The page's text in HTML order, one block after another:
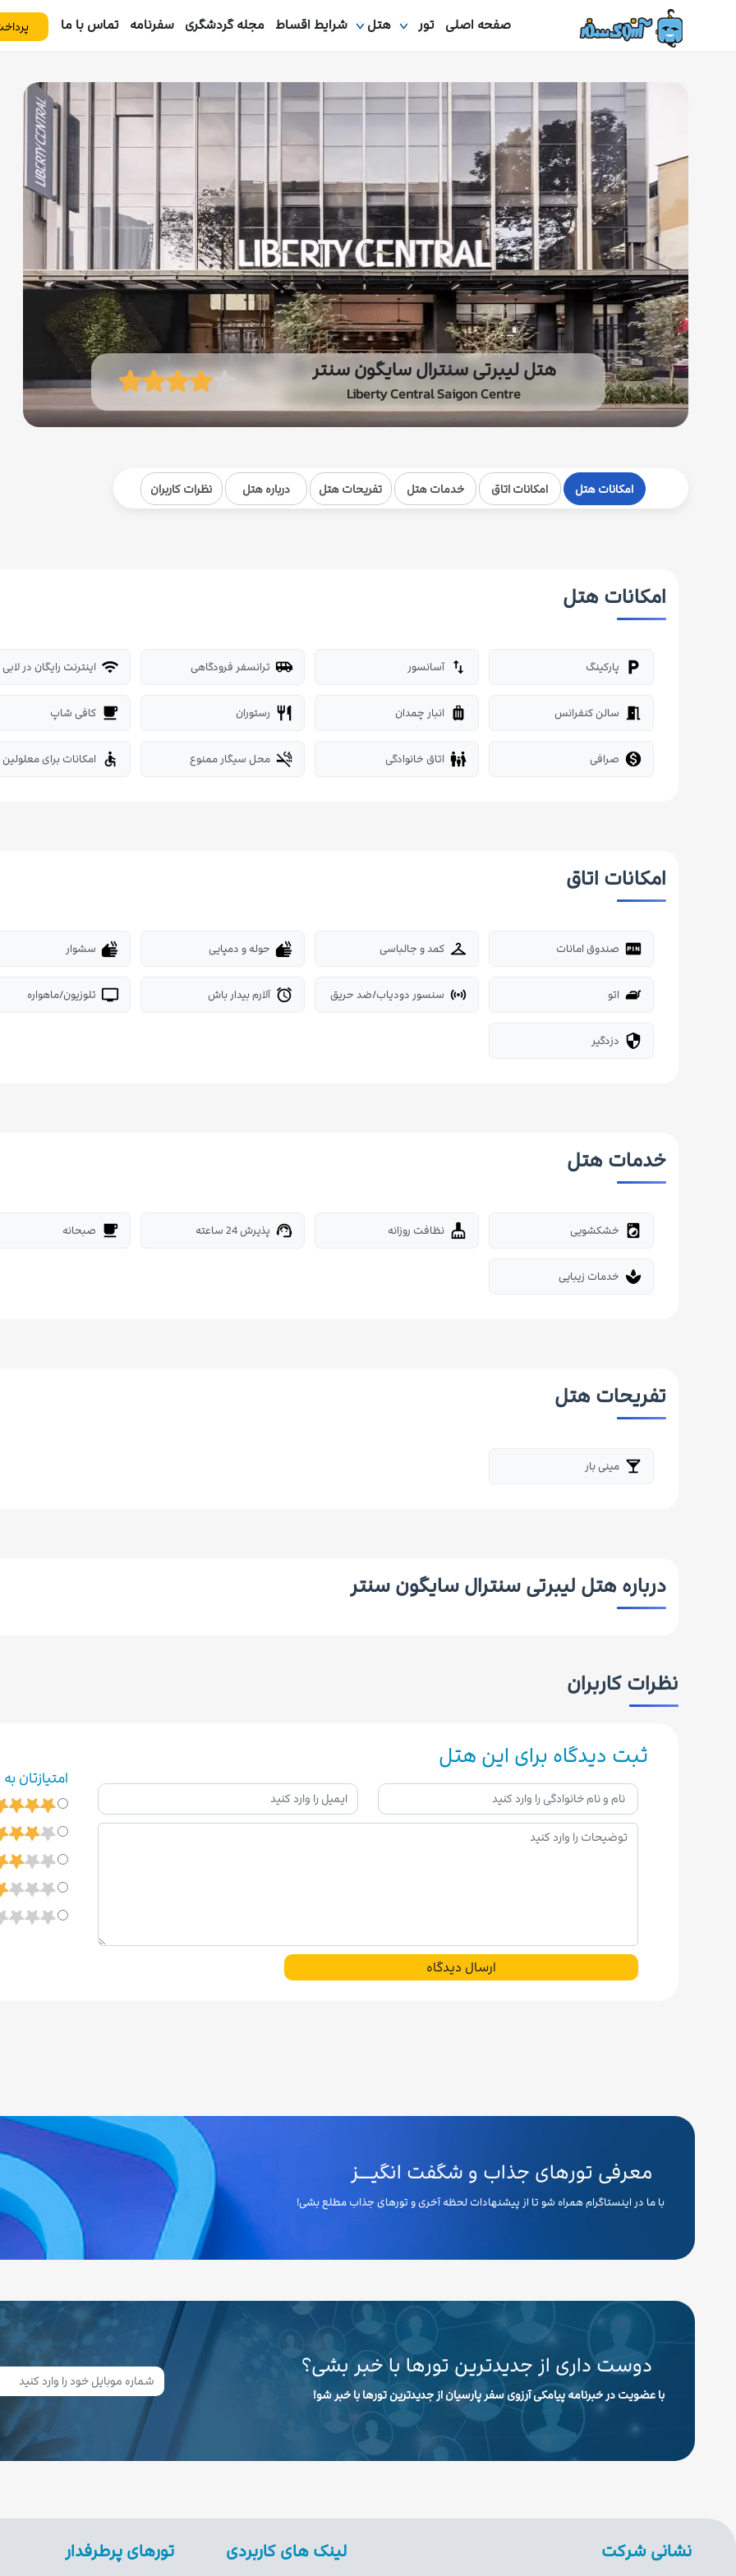
صفحه اصلی تور هتل شرایط اقساط مجله گردشگری سفرنامه تماس با ما
هتل لیبرتی سنترال سایگون سنتر
Liberty Central Saigon Centre
امکانات هتل امکانات اتاق خدمات هتل تفریحات هتل درباره هتل نظرات کاربران
امکانات هتل
local_parking پارکینگ import_export آسانسور airport_shuttle ترانسفر فرودگاهی wifi اینترنت رایگان در لابی
meeting_room سالن کنفرانس luggage انبار چمدان restaurant رستوران local_cafe کافی شاپ
 صرافی family_restroom اتاق خانوادگی smoke_free محل سیگار ممنوع accessible امکانات برای معلولین
امکانات اتاق
fiber_pin صندوق امانات checkroom کمد و جالباسی dry حوله و دمپایی dry سشوار
iron اتو sensors سنسور دودیاب/ضد حریق alarm آلارم بیدار باش tv تلوزیون/ماهواره
security دزدگیر
خدمات هتل
local_laundry_service خشکشویی cleaning_services نظافت روزانه support_agent پذیرش 24 ساعته free_breakfast صبحانه
spa خدمات زیبایی
تفریحات هتل
local_bar مینی بار
درباره هتل لیبرتی سنترال سایگون سنتر
نظرات کاربران
ثبت دیدگاه برای این هتل
ارسال دیدگاه
امتیازتان
معرفی تورهای جذاب و شگفت انگیـــز
با ما در اینستاگرام همراه شو تا از پیشنهادات لحظه آخری و تورهای جذاب مطلع بشی!
دوست داری از جدیدترین تورها با خبر بشی؟
با عضویت در خبرنامه پیامکی آرزوی سفر پارسیان از جدیدترین تورها با خبر شو!
نشانی شرکت لینک های کاربردی تورهای پرطرفدار